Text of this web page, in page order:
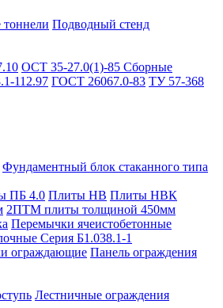
Подводный стенд
ОСТ 35-27.0(1)-85 Сборные
112.97 ГОСТ 26067.0-83 ТУ 57-368
Фундаментный блок стаканного типа
ПБ 4.0 Плиты НВ Плиты НВК
2ПТМ плиты толщиной 450мм
Перемычки ячеистобетонные
Серия Б1.038.1-1
ограждающие Панель ограждения
Лестничные ограждения